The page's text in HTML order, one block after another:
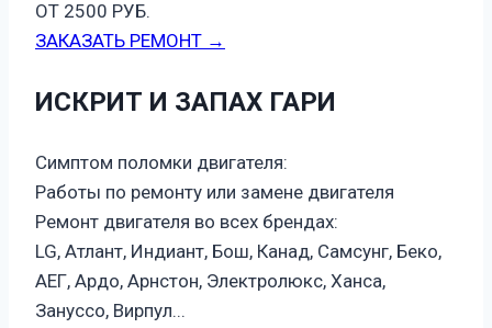
ОТ 2500 РУБ.
ЗАКАЗАТЬ РЕМОНТ →
ИСКРИТ И ЗАПАХ ГАРИ
Симптом поломки двигателя:
Работы по ремонту или замене двигателя
Ремонт двигателя во всех брендах:
LG, Атлант, Индиант, Бош, Канад, Самсунг, Беко,
АЕГ, Ардо, Арнстон, Электролюкс, Ханса,
Зануссо, Вирпул...